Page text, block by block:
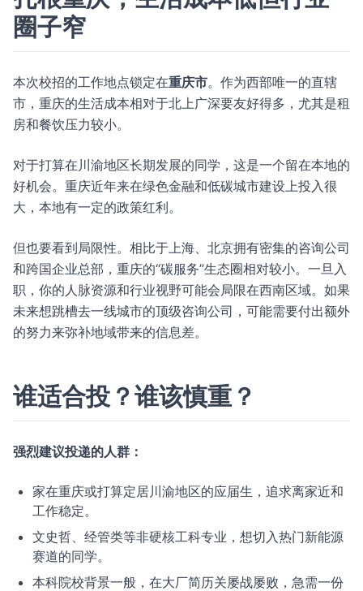
圈子窄
本次校招的工作地点锁定在重庆市。作为西部唯一的直辖
市，重庆的生活成本相对于北上广深要友好得多，尤其是租
房和餐饮压力较小。
对于打算在川渝地区长期发展的同学，这是一个留在本地的
好机会。重庆近年来在绿色金融和低碳城市建设上投入很
大，本地有一定的政策红利。
但也要看到局限性。相比于上海、北京拥有密集的咨询公司
和跨国企业总部，重庆的“碳服务”生态圈相对较小。一旦入
职，你的人脉资源和行业视野可能会局限在西南区域。如果
未来想跳槽去一线城市的顶级咨询公司，可能需要付出额外
的努力来弥补地域带来的信息差。
谁适合投？谁该慎重？
强烈建议投递的人群：
家在重庆或打算定居川渝地区的应届生，追求离家近和
工作稳定。
文史哲、经管类等非硬核工科专业，想切入热门新能源
赛道的同学。
本科院校背景一般，在大厂简历关屡战屡败，急需一份